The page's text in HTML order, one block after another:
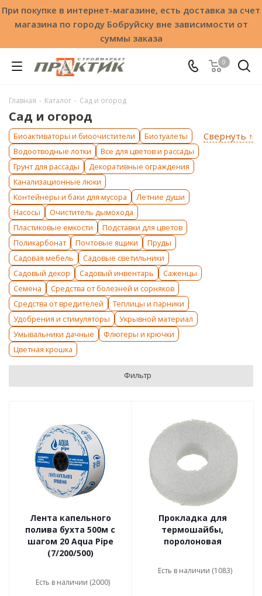
При покупке в интернет-магазине, есть доставка за счет
магазина по городу Бобруйску вне зависимости от
суммы заказа
0
Главная - Каталог - Сад и огород
Сад и огород
Свернуть ↑
Биоактиваторы и биоочистители
Биотуалеты
Водоотводные лотки
Все для цветов и рассады
Грунт для рассады
Декоративные ограждения
Канализационные люки
Контейнеры и баки для мусора
Летние души
Насосы
Очиститель дымохода
Пластиковые емкости
Подставки для цветов
Поликарбонат
Почтовые ящики
Пруды
Садовая мебель
Садовые светильники
Садовый декор
Садовый инвентарь
Саженцы
Семена
Средства от болезней и сорняков
Средства от вредителей
Теплицы и парники
Удобрения и стимуляторы
Укрывной материал
Умывальники дачные
Флюгеры и крючки
Цветная крошка
Фильтр
Лента капельного
полива бухта 500м с
шагом 20 Aqua Pipe
(7/200/500)
Есть в наличии (2000)
Прокладка для
термошайбы,
поролоновая
Есть в наличии (1083)